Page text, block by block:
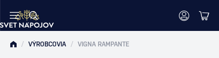
/ VÝROBCOVIA / VIGNA RAMPANTE